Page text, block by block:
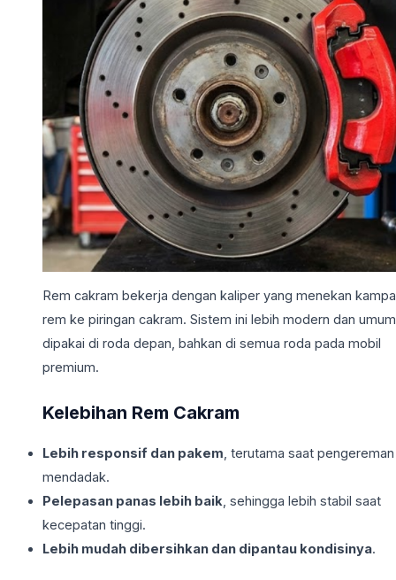
Rem cakram bekerja dengan kaliper yang menekan
rem ke piringan cakram. Sistem ini lebih modern dan umum
dipakai di roda depan, bahkan di semua roda pada mobil
premium.
Kelebihan Rem Cakram
Lebih responsif dan pakem, terutama saat pengereman
mendadak.
Pelepasan panas lebih baik, sehingga lebih stabil saat
kecepatan tinggi.
Lebih mudah dibersihkan dan dipantau kondisinya.